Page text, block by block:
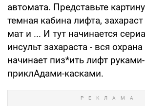
автомата. Представьте
темная кабина лифта,
мат и ... И тут начинается
инсульт захараста - вся
начинает пиз*ить лифт
приклАдами-касками.